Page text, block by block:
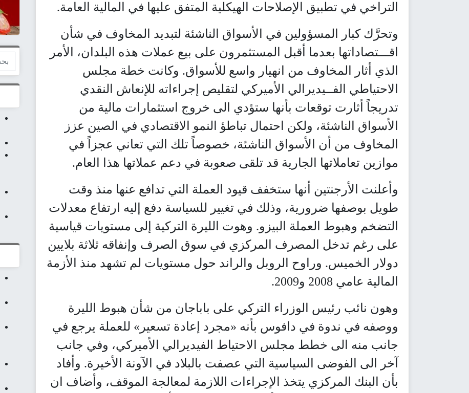
التراخي في تطبيق الإصلاحات الهيكلية المتفق عليها في المالية العامة.
وتحرَّك كبار المسؤولين في الأسواق الناشئة لتبديد المخاوف في شأن
اقـــتصاداتها بعدما أقبل المستثمرون على بيع عملات هذه البلدان، الأمر
الذي أثار المخاوف من انهيار واسع للأسواق. وكانت خطة مجلس
الاحتياطي الفــيديرالي الأميركي لتقليص إجراءاته للإنعاش النقدي
تدريجاً أثارت توقعات بأنها ستؤدي الى خروج استثمارات مالية من
الأسواق الناشئة، ولكن احتمال تباطؤ النمو الاقتصادي في الصين عزز
المخاوف من أن الأسواق الناشئة، خصوصاً تلك التي تعاني عجزاً في
موازين تعاملاتها الجارية قد تلقى صعوبة في دعم عملاتها هذا العام.
وأعلنت الأرجنتين أنها ستخفف قيود العملة التي تدافع عنها منذ وقت
طويل بوصفها ضرورية، وذلك في تغيير للسياسة دفع إليه ارتفاع معدلات
التضخم وهبوط العملة البيزو. وهوت الليرة التركية إلى مستويات قياسية
على رغم تدخل المصرف المركزي في سوق الصرف وإنفاقه ثلاثة بلايين
دولار الخميس. وراوح الروبل والراند حول مستويات لم تشهد منذ الأزمة
المالية عامي 2008 و2009.
وهون نائب رئيس الوزراء التركي على باباجان من شأن هبوط الليرة
ووصفه في ندوة في دافوس بأنه «مجرد إعادة تسعير» للعملة يرجع في
جانب منه الى خطط مجلس الاحتياط الفيديرالي الأميركي، وفي جانب
آخر الى الفوضى السياسية التي عصفت بالبلاد في الآونة الأخيرة. وأفاد
بأن البنك المركزي يتخذ الإجراءات اللازمة لمعالجة الموقف، وأضاف ان